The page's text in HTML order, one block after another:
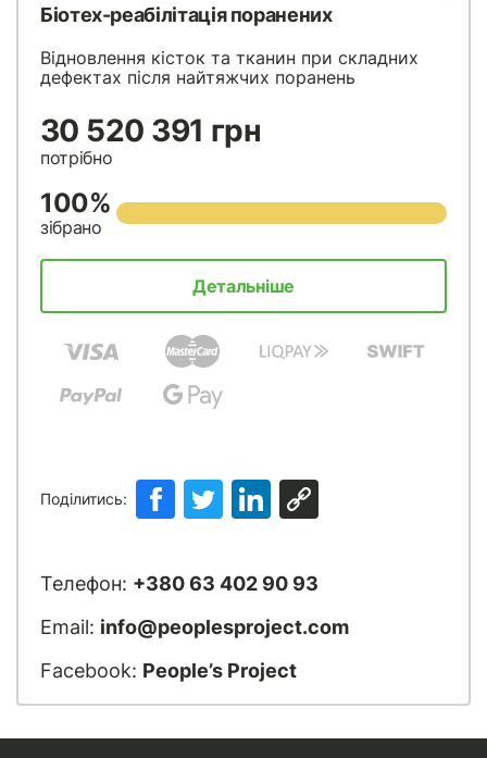
Біотех-реабілітація поранених
Відновлення кісток та тканин при складних
дефектах після найтяжчих поранень
30 520 391 грн
потрібно
100%
зібрано
Детальніше
Поділитись:
Телефон: +380 63 402 90 93
Email: info@peoplesproject.com
Facebook: People’s Project